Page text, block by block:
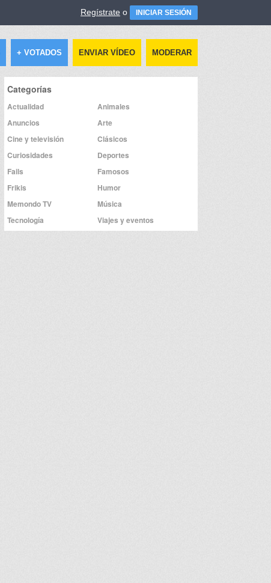
Regístrate o INICIAR SESIÓN
+ VOTADOS ENVIAR VÍDEO MODERAR
Categorías
Actualidad
Animales
Anuncios
Arte
Cine y televisión
Clásicos
Curiosidades
Deportes
Fails
Famosos
Frikis
Humor
Memondo TV
Música
Tecnología
Viajes y eventos